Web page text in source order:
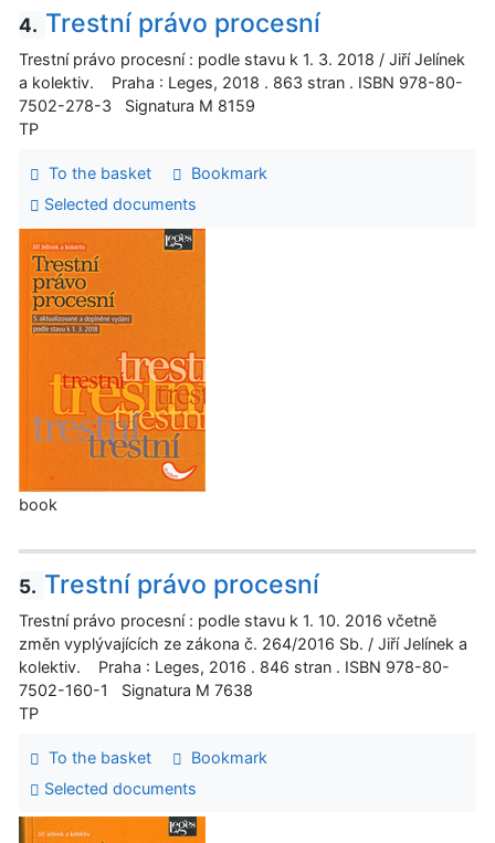
4. Trestní právo procesní
Trestní právo procesní : podle stavu k 1. 3. 2018 / Jiří Jelínek
a kolektiv. Praha : Leges, 2018 . 863 stran . ISBN 978-80-
7502-278-3 Signatura M 8159
TP
To the basket
Bookmark
Selected documents
book
5. Trestní právo procesní
Trestní právo procesní : podle stavu k 1. 10. 2016 včetně
změn vyplývajících ze zákona č. 264/2016 Sb. / Jiří Jelínek a
kolektiv. Praha : Leges, 2016 . 846 stran . ISBN 978-80-
7502-160-1 Signatura M 7638
TP
To the basket
Bookmark
Selected documents